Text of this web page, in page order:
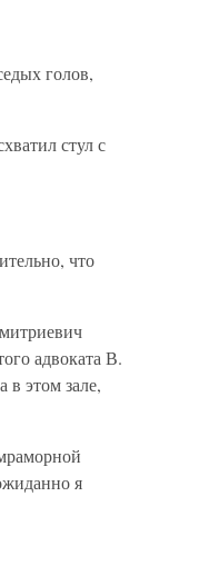
голов,
стул с
что
адвоката В.
этом зале,
я